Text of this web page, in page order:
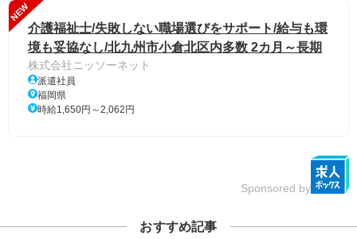
NEW
介護福祉士/失敗しない職場選びをサポート/給与も環
境も妥協なし/北九州市小倉北区内多数 2カ月～長期
株式会社ニッソーネット
派遣社員
福岡県
時給1,650円～2,062円
Sponsored by
おすすめ記事